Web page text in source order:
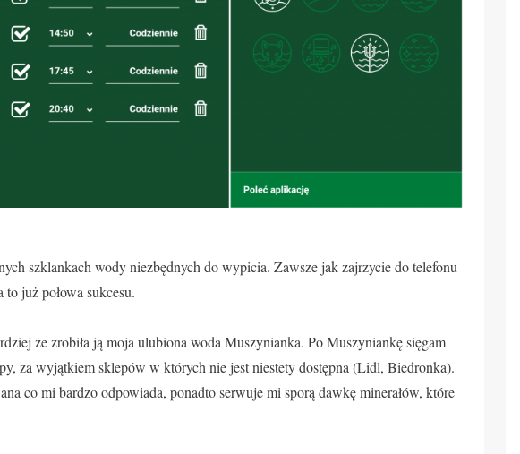
szklankach wody niezbędnych do wypicia. Zawsze jak zajrzycie do telefonu
już połowa sukcesu.
że zrobiła ją moja ulubiona woda Muszynianka. Po Muszyniankę sięgam
za wyjątkiem sklepów w których nie jest niestety dostępna (Lidl, Biedronka).
co mi bardzo odpowiada, ponadto serwuje mi sporą dawkę minerałów, które